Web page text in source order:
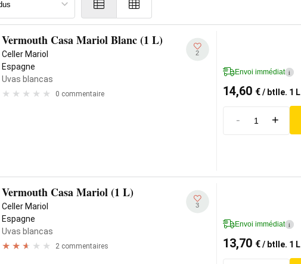
Vermouth Casa Mariol Blanc (1 L)
Celler Mariol
Espagne
Uvas blancas
0 commentaire
2
Envoi immédiat i
14,60 €/ btlle. 1 L
- +
Vermouth Casa Mariol (1 L)
Celler Mariol
Espagne
Uvas blancas
2 commentaires
3
Envoi immédiat i
13,70 €/ btlle. 1 L